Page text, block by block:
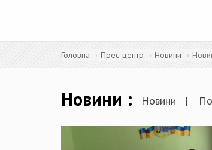
Головна Прес-центр Новини
Новини Новини